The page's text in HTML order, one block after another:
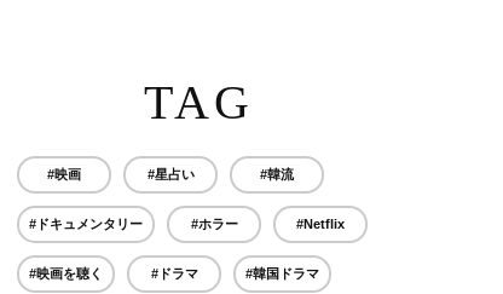
TAG
#映画 #星占い #韓流
#ドキュメンタリー #ホラー #Netflix
#映画を聴く #ドラマ #韓国ドラマ